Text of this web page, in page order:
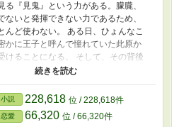
る『見鬼』という力がある。朦朧、
ないと発揮できない力であるため、
んど使わない。 ある日、ひょんなこ
かに王子と呼んで憧れていた此原か
けることになる。 そして、その背後
のとは…… モンスターとスパダリ王
れる天然女子のお話です。 “ゼツダ
かよろしくお願いします。 ※完結しま
編終了後は、スピンオフ三話をご用
ます。
小説 228,618 位 / 228,618件
恋愛 66,320 位 / 66,320件